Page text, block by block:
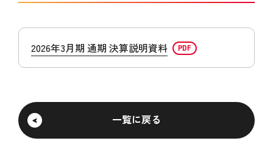
2026年3月期 通期 決算説明資料
一覧に戻る